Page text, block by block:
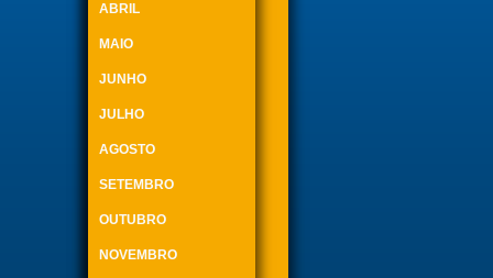
ABRIL
MAIO
JUNHO
JULHO
AGOSTO
SETEMBRO
OUTUBRO
NOVEMBRO